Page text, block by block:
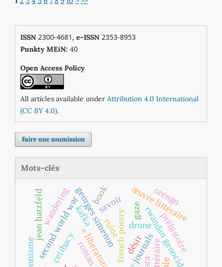
ISSN2300-4681, e-ISSN2353-8953
Punkty MEiN: 40
Open Access Policy
All articles available under Attribution 4.0 International
(CC BY 4.0).
Faire une soumission
Mots-clés
kafka
georges simenon
second world war french poetry
celibacy rwandan genocide
wandering œuvre littéraire
« liberatura »
jean hatzfeld drone préhistoire
savoir
désir
orengo
book
ruine
gaze